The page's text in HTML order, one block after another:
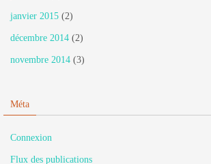
janvier 2015 (2)
décembre 2014 (2)
novembre 2014 (3)
Méta
Connexion
Flux des publications